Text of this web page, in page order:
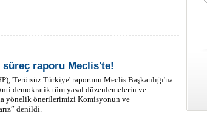
süreç raporu Meclis'te!
'Terörsüz Türkiye' raporunu Meclis Başkanlığı'na
demokratik tüm yasal düzenlemelerin ve
yönelik önerilerimizi Komisyonun ve
denildi.